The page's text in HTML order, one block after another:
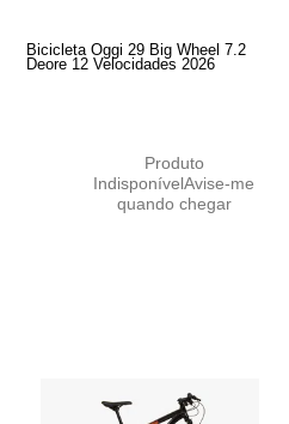
Bicicleta Oggi 29 Big Wheel 7.2
Deore 12 Velocidades 2026
Produto
IndisponívelAvise-me
quando chegar